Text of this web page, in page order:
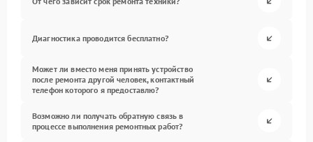
Диагностика проводится бесплатно?
Может ли вместо меня принять устройство
после ремонта другой человек, контактный
телефон которого я предоставлю?
Возможно ли получать обратную связь в
процессе выполнения ремонтных работ?